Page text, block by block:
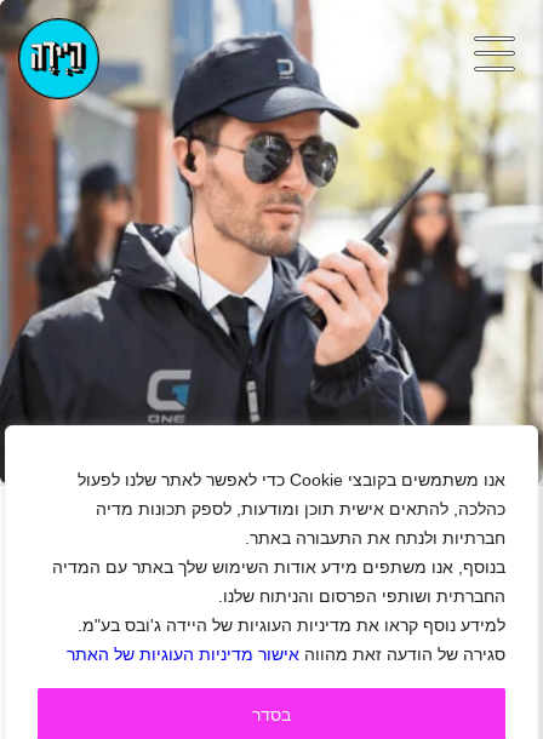
אנו משתמשים בקובצי Cookie כדי לאפשר לאתר שלנו לפעול
כהלכה, להתאים אישית תוכן ומודעות, לספק תכונות מדיה
חברתיות ולנתח את התעבורה באתר.
בנוסף, אנו משתפים מידע אודות השימוש שלך באתר עם המדיה
החברתית ושותפי הפרסום והניתוח שלנו.
למידע נוסף קראו את מדיניות העוגיות של היידה ג'ובס בע"מ.
סגירה של הודעה זאת מהווה אישור מדיניות העוגיות של האתר
בסדר
+
ליחידת האבטחה של מוטורולה איירפורט סיטי
דרושים/ות מאבטחים/ות!
אזור שפלה| אור יהודה|אחיסמך|באר יעקב|גבעת כח|מודיעין
מכבים רעות|רמלה לוד|שוהם|בית אריה - עופרים| בית נחמיה
אבטחה|משרה מלאה|משמרות|חצי משרה|משרה חלקית
תיאור משרה